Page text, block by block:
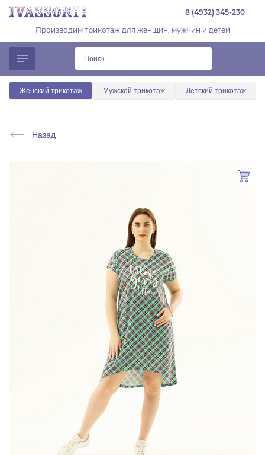
8 (4932) 345-230
Производим трикотаж для женщин, мужчин и детей
Женский трикотаж Мужской трикотаж Детский трикотаж
Назад